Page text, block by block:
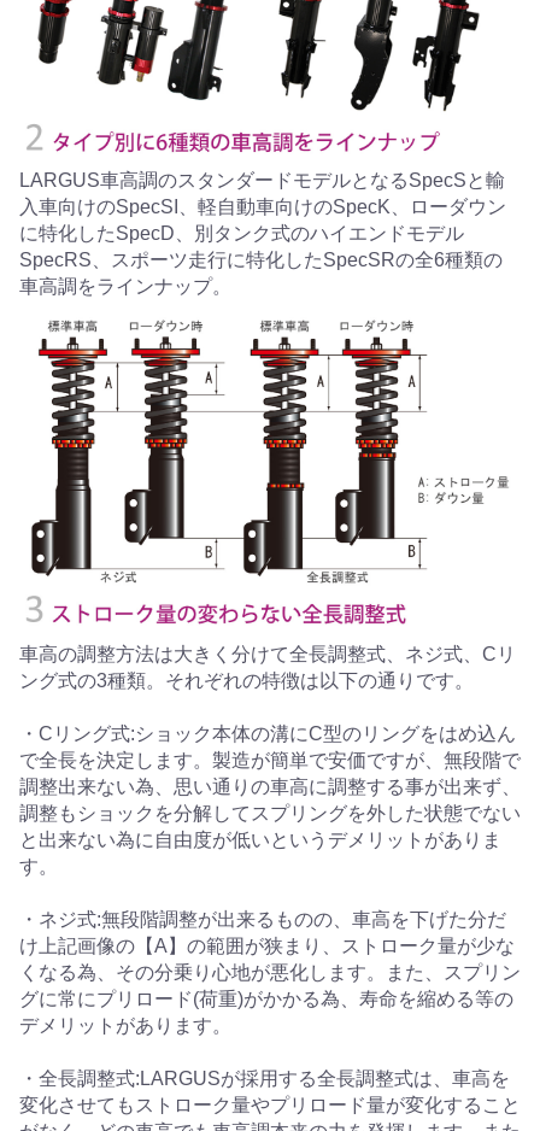
LARGUS車高調のスタンダードモデルとなるSpecSと輸
入車向けのSpecSI、軽自動車向けのSpecK、ローダウン
に特化したSpecD、別タンク式のハイエンドモデル
SpecRS、スポーツ走行に特化したSpecSRの全6種類の
車高調をラインナップ。
車高の調整方法は大きく分けて全長調整式、ネジ式、Cリ
ング式の3種類。それぞれの特徴は以下の通りです。
・Cリング式:ショック本体の溝にC型のリングをはめ込ん
で全長を決定します。製造が簡単で安価ですが、無段階で
調整出来ない為、思い通りの車高に調整する事が出来ず、
調整もショックを分解してスプリングを外した状態でない
と出来ない為に自由度が低いというデメリットがありま
す。
・ネジ式:無段階調整が出来るものの、車高を下げた分だ
け上記画像の【A】の範囲が狭まり、ストローク量が少な
くなる為、その分乗り心地が悪化します。また、スプリン
グに常にプリロード(荷重)がかかる為、寿命を縮める等の
デメリットがあります。
・全長調整式:LARGUSが採用する全長調整式は、車高を
変化させてもストローク量やプリロード量が変化すること